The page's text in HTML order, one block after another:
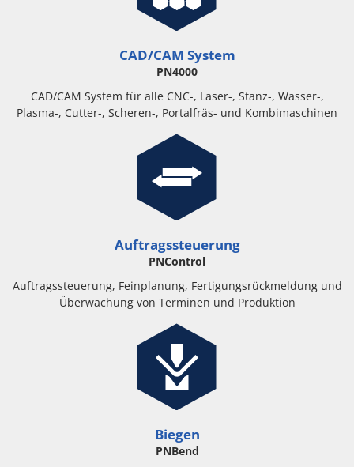
CAD/CAM System
PN4000
CAD/CAM System für alle CNC-, Laser-, Stanz-, Wasser-,
Plasma-, Cutter-, Scheren-, Portalfräs- und Kombimaschinen
Auftragssteuerung
PNControl
Auftragssteuerung, Feinplanung, Fertigungsrückmeldung und
Überwachung von Terminen und Produktion
Biegen
PNBend